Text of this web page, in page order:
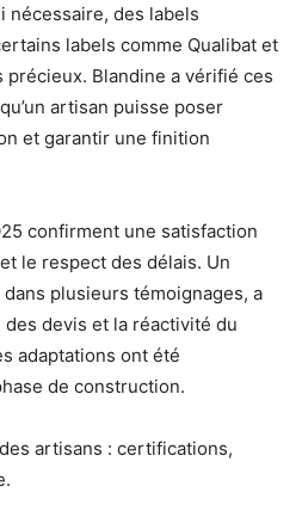
nécessaire, des labels
labels comme Qualibat et
précieux. Blandine a vérifié ces
artisan puisse poser
et garantir une finition
confirment une satisfaction
le respect des délais. Un
plusieurs témoignages, a
devis et la réactivité du
adaptations ont été
de construction.
artisans : certifications,